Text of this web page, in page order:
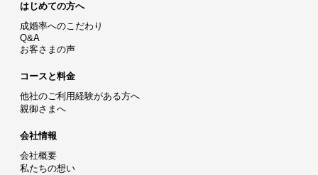
はじめての方へ
成婚率へのこだわり
Q&A
お客さまの声
コースと料金
他社のご利用経験がある方へ
親御さまへ
会社情報
会社概要
私たちの想い